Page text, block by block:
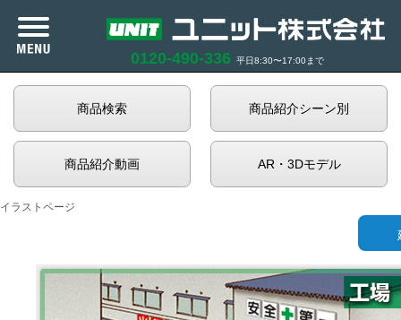
0120-490-336 平日8:30〜17:00まで
商品紹介
お知らせ
商品検索 商品紹介シーン別
商品紹介動画 AR・3Dモデル
イラストページ